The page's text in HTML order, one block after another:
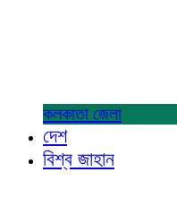
কলকাতা জেলা
দেশ
বিশ্ব জাহান